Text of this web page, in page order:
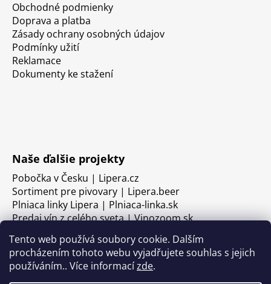
Tento web používá soubory cookie. Dalším
procházením tohoto webu vyjadřujete souhlas s jejich
používáním.. Více informacízde.
Obchodné podmienky
Doprava a platba
Zásady ochrany osobných údajov
Podmínky užití
Reklamace
Dokumenty ke stažení
Naše ďalšie projekty
Pobočka v Česku | Lipera.cz
Sortiment pre pivovary | Lipera.beer
Plniaca linky Lipera | Plniaca-linka.sk
Predaj vín z celého sveta | Vinozoom.sk